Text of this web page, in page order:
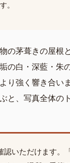
。
の茅葺きの屋根
の白・深藍・朱
り強く響き合い
と、写真全体の
いただけます。